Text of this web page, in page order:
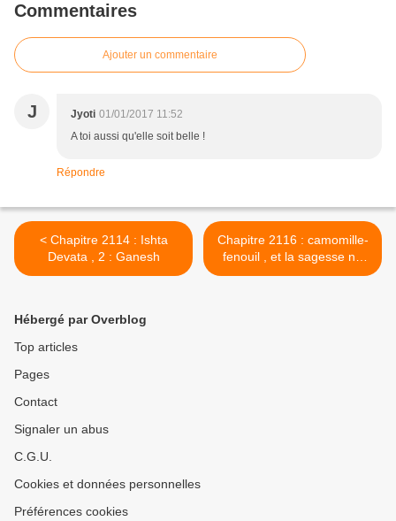
Commentaires
Ajouter un commentaire
J Jyoti 01/01/2017 11:52
A toi aussi qu'elle soit belle !
Répondre
< Chapitre 2114 : Ishta
Devata , 2 : Ganesh
Chapitre 2116 : camomille-
fenouil , et la sagesse ne
vient pas de là où on
Hébergé par Overblog
Top articles
Pages
Contact
Signaler un abus
C.G.U.
Cookies et données personnelles
Préférences cookies